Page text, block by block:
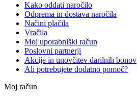
Kako oddati naročilo
Odprema in dostava naročila
Načini plačila
Vračila
Moj uporabniški račun
Poslovni partnerji
Akcije in unovčitev darilnih bonov
Ali potrebujete dodatno pomoč?
Moj račun